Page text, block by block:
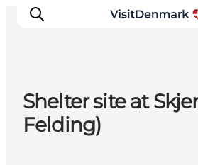
Inspiration
Regionen
Shelter site at
Felding)